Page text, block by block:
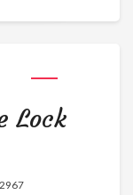
Lock
2967